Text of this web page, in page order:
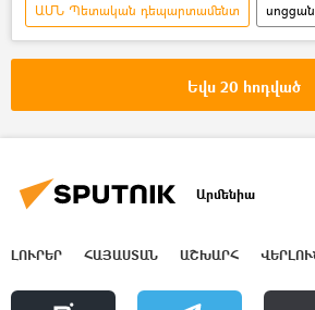
ԱՄՆ Պետական դեպարտամենտ
պատժամիջոցներ
Եվս 20 հոդված
Արմենիա
ԼՈՒՐԵՐ ՀԱՅԱՍՏԱՆ ԱՇԽԱՐՀ